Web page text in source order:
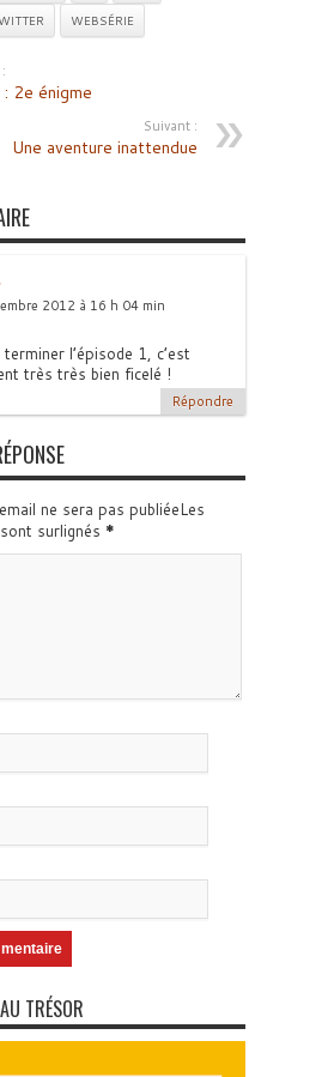
WEBSÉRIE
2e énigme
Suivant :
Une aventure inattendue
2012 à 16 h 04 min
terminer l’épisode 1, c’est
très très bien ficelé !
Répondre
ne sera pas publiéeLes
surlignés *
TRÉSOR